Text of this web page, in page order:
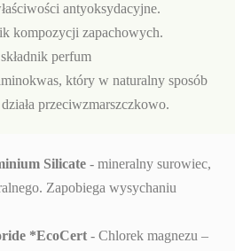
antyoksydacyjne.
kompozycji zapachowych.
perfum
który w naturalny sposób
przeciwzmarszczkowo.
Silicate - mineralny surowiec,
Zapobiega wysychaniu
*EcoCert - Chlorek magnezu –